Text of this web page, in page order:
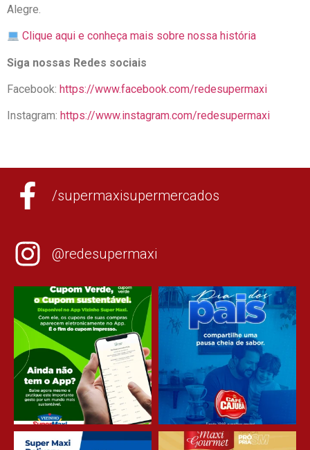
Alegre.
Clique aqui e conheça mais sobre nossa história
Siga nossas Redes sociais
Facebook: https://www.facebook.com/redesupermaxi
Instagram: https://www.instagram.com/redesupermaxi
/supermaxisupermercados
@redesupermaxi